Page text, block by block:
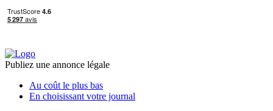
Publiez une annonce légale
Au coût le plus bas
En choisissant votre journal